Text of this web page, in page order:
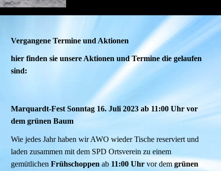
Vergangene Termine und Aktionen
hier finden sie unsere Aktionen und Termine die gelaufen
sind:
Marquardt-Fest Sonntag 16. Juli 2023 ab 11:00 Uhr vor
dem grünen Baum
Wie jedes Jahr haben wir AWO wieder Tische reserviert und
laden zusammen mit dem SPD Ortsverein zu einem
gemütlichenFrühschoppenab 11:00 Uhr vor demgrünen